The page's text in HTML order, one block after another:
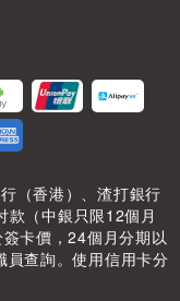
（香港）、渣打銀行
（中銀只限12個月
卡價，24個月分期以
員查詢。使用信用卡分